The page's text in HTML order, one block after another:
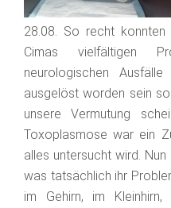
28.08. So recht
Cimas vielfältigen
neurologischen
ausgelöst worden sein
unsere Vermutung
Toxoplasmose war ein
alles untersucht wird.
was tatsächlich ihr
im Gehirn, im